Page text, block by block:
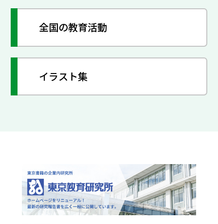
全国の教育活動
イラスト集